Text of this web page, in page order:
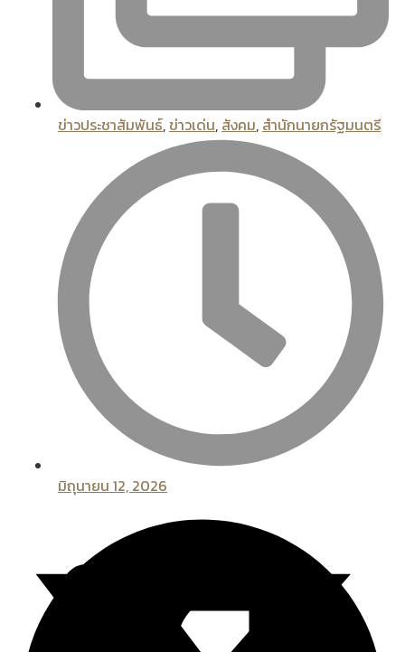
ข่าวประชาสัมพันธ์, ข่าวเด่น, สังคม, สํานักนายกรัฐมนตรี
มิถุนายน 12, 2026